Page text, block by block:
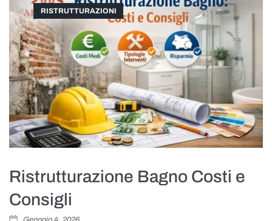
RISTRUTTURAZIONI
Ristrutturazione Bagno Costi e
Consigli